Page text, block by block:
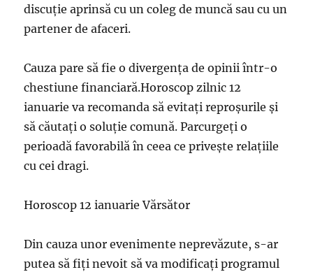
discuție aprinsă cu un coleg de muncă sau cu un
partener de afaceri.
Cauza pare să fie o divergența de opinii într-o
chestiune financiară.Horoscop zilnic 12
ianuarie va recomanda să evitați reproșurile și
să căutați o soluție comună. Parcurgeți o
perioadă favorabilă în ceea ce privește relațiile
cu cei dragi.
Horoscop 12 ianuarie Vărsător
Din cauza unor evenimente neprevăzute, s-ar
putea să fiți nevoit să va modificați programul